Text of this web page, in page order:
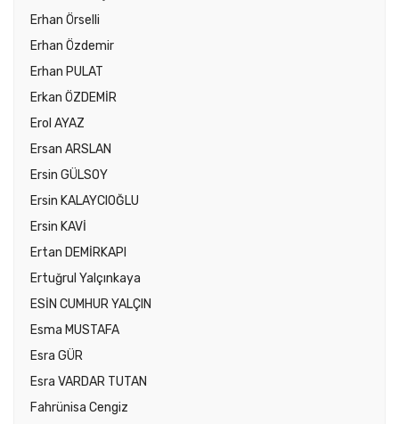
Erhan Örselli
Erhan Özdemir
Erhan PULAT
Erkan ÖZDEMİR
Erol AYAZ
Ersan ARSLAN
Ersin GÜLSOY
Ersin KALAYCIOĞLU
Ersin KAVİ
Ertan DEMİRKAPI
Ertuğrul Yalçınkaya
ESİN CUMHUR YALÇIN
Esma MUSTAFA
Esra GÜR
Esra VARDAR TUTAN
Fahrünisa Cengiz